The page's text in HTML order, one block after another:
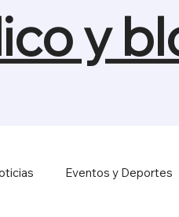
y
Eventos y Deportes